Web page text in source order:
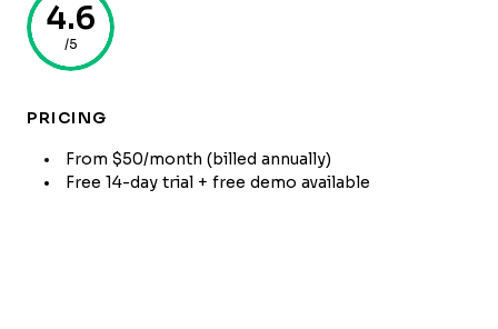
4.6
/5
PRICING
From $50/month (billed annually)
Free 14-day trial + free demo available